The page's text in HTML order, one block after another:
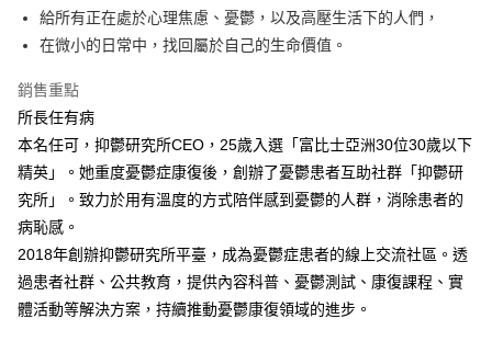
宅配
每筆NT$100，滿NT$499(含以上)免運費
給所有正在處於心理焦慮、憂鬱，以及高壓生活下的人們，
在微小的日常中，找回屬於自己的生命價值。
銷售重點
所長任有病
本名任可，抑鬱研究所CEO，25歲入選「富比士亞洲30位30歲以下
精英」。她重度憂鬱症康復後，創辦了憂鬱患者互助社群「抑鬱研
究所」。致力於用有溫度的方式陪伴感到憂鬱的人群，消除患者的
病恥感。
2018年創辦抑鬱研究所平臺，成為憂鬱症患者的線上交流社區。透
過患者社群、公共教育，提供內容科普、憂鬱測試、康復課程、實
體活動等解決方案，持續推動憂鬱康復領域的進步。